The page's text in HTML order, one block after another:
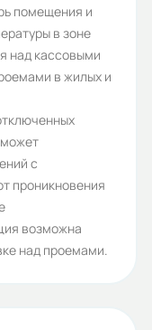
помещения и
в зоне
над кассовыми
в жилых и
с
проникновения
возможна
над проемами.